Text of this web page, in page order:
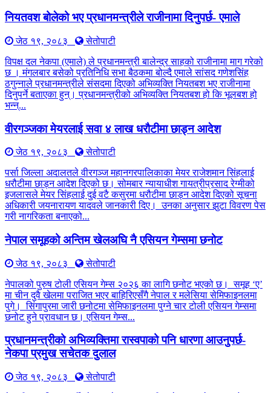
नियतवश बोलेको भए प्रधानमन्त्रीले राजीनामा दिनुपर्छ- एमाले
जेठ १९, २०८३
सेतोपाटी
विपक्ष दल नेकपा (एमाले) ले प्रधानमन्त्री बालेन्द्र साहको राजीनामा माग गरेको
छ । मंगलबार बसेको प्रतिनिधि सभा बैठकमा बोल्दै एमाले सांसद गणेशसिंह
ठगुन्नाले प्रधानमन्त्रीले संसदमा दिएको अभिव्यक्ति नियतबश भए राजीनामा
दिनुपर्ने बताएका हुन्। प्रधानमन्त्रीको अभिव्यक्ति नियतबश हो कि भूलबश हो
भन्न्...
वीरगञ्जका मेयरलाई सवा ४ लाख धरौटीमा छाड्न आदेश
जेठ १९, २०८३
सेतोपाटी
पर्सा जिल्ला अदालतले वीरगञ्ज महानगरपालिकाका मेयर राजेशमान सिंहलाई
धरौटीमा छाड्न आदेश दिएको छ। सोमबार न्यायाधीश गायत्रीप्रसाद रेग्मीको
इजलासले मेयर सिंहलाई दुई वटै कसुरमा धरौटीमा छाड्न आदेश दिएको सूचना
अधिकारी जयनारायण यादवले जानकारी दिए। उनका अनुसार झुटा विवरण पेस
गरी नागरिकता बनाएको...
नेपाल समूहको अन्तिम खेलअघि नै एसियन गेम्समा छनोट
जेठ १९, २०८३
सेतोपाटी
नेपालको पुरुष टोली एसियन गेम्स २०२६ का लागि छनोट भएको छ। समूह ‘ए’
मा चीन दुवै खेलमा पराजित भएर बाहिरिएसँगै नेपाल र मलेसिया सेमिफाइनलमा
पुगे। सिंगापुरमा जारी छनोटमा सेमिफाइनलमा पुग्ने चार टोली एसियन गेम्समा
छनोट हुने प्रावधान छ। एसियन गेम्स...
प्रधानमन्त्रीको अभिव्यक्तिमा रास्वपाको पनि धारणा आउनुपर्छ-
नेकपा प्रमुख सचेतक दुलाल
जेठ १९, २०८३
सेतोपाटी